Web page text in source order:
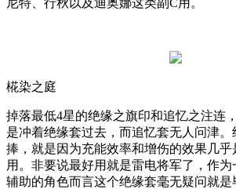
椛染之庭
掉落最低4星的绝缘之旗印和追忆之注连
是冲着绝缘套过去，而追忆套无人问津。
捧，就是因为充能效率和增伤的效果几乎
用。非要说最好用就是雷电将军了，作
辅助的角色而言这个绝缘套毫无疑问就是